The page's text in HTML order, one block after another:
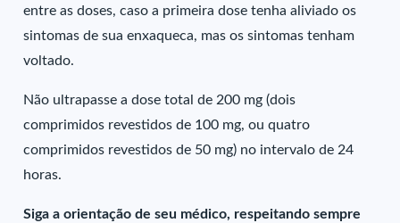
entre as doses, caso a primeira dose tenha aliviado os
sintomas de sua enxaqueca, mas os sintomas tenham
voltado.
Não ultrapasse a dose total de 200 mg (dois
comprimidos revestidos de 100 mg, ou quatro
comprimidos revestidos de 50 mg) no intervalo de 24
horas.
Siga a orientação de seu médico, respeitando sempre